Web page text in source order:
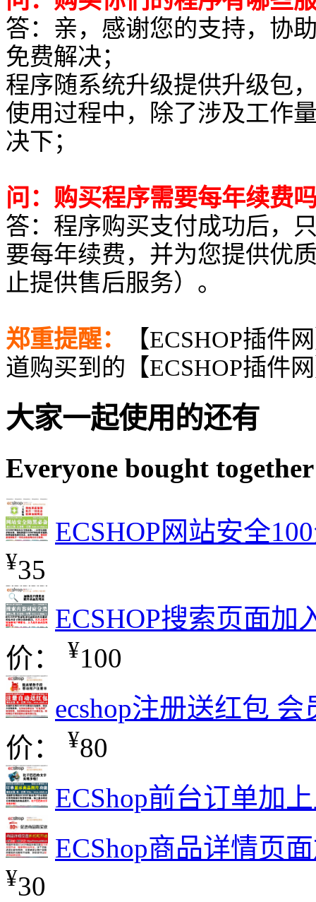
答：亲，感谢您的支持，协
免费解决；
程序随系统升级提供升级包
使用过程中，除了涉及工作
决下；
问：购买程序需要每年续费
答：程序购买支付成功后，
要每年续费，并为您提供优
止提供售后服务）。
郑重提醒：
【ECSHOP插件
道购买到的【ECSHOP插件
大家一起使用的还有
Everyone bought together
ECSHOP网站安全
¥35
ECSHOP搜索页面
价：
¥100
ecshop注册送红包
价：
¥80
ECShop前台订单加
ECShop商品详情页
¥30